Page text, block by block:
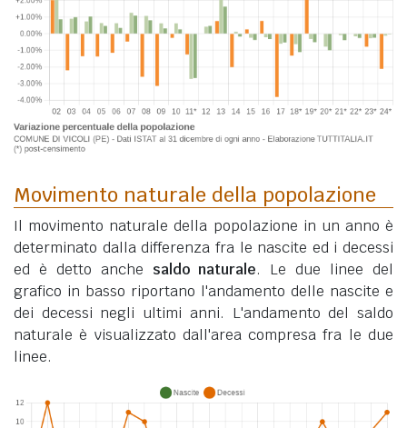
Movimento naturale della popolazione
Il movimento naturale della popolazione in un anno è
determinato dalla differenza fra le nascite ed i decessi
ed è detto anche saldo naturale. Le due linee del
grafico in basso riportano l'andamento delle nascite e
dei decessi negli ultimi anni. L'andamento del saldo
naturale è visualizzato dall'area compresa fra le due
linee.